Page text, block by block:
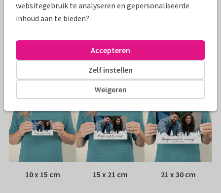
Papiersoort: Kies uit 6 luxe papiersoorten
Adres: Achterop de kaart
Formaten
10 x 15 cm 15 x 21 cm 21 x 30 cm
websitegebruik te analyseren en gepersonaliseerde
inhoud aan te bieden?
Weigeren
Zelf instellen
Accepteren